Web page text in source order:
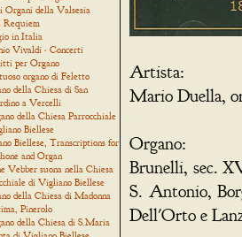
Organi della Valsesia
Requiem
in Italia
Vivaldi - Concerti
per Organo
organo di Feletto
della Chiesa di San
a Vercelli
della Chiesa Parrocchiale
Biellese
Biellese, Transcriptions for
and Organ
Vebber suona nella Chiesa
di Vigliano Biellese
della Chiesa di Madonna
Pinerolo
della Chiesa di S.Maria
Artista:
Mario Duella,
Organo:
Brunelli, sec.
S. Antonio,
Dell'Orto e